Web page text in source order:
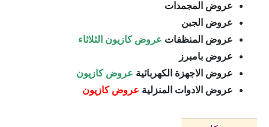
عروض المجمدات
عروض الجبن
عروض المنظفات عروض كازيون الثلاثاء
عروض بامبرز
عروض الاجهزة الكهربائية عروض كازيون
عروض الادوات المنزلية عروض كازيون